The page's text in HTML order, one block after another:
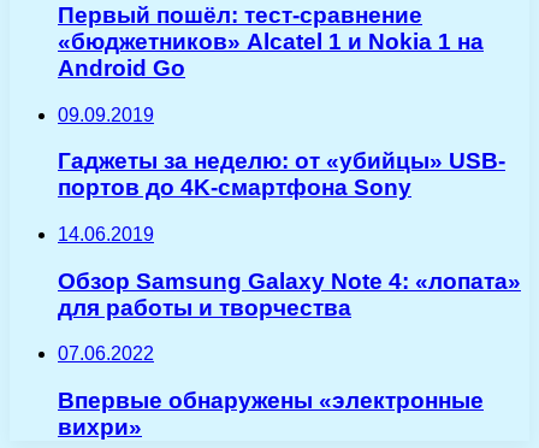
Первый пошёл: тест-сравнение
«бюджетников» Alcatel 1 и Nokia 1 на
Android Go
09.09.2019
Гаджеты за неделю: от «убийцы» USB-
портов до 4K-смартфона Sony
14.06.2019
Обзор Samsung Galaxy Note 4: «лопата»
для работы и творчества
07.06.2022
Впервые обнаружены «электронные
вихри»